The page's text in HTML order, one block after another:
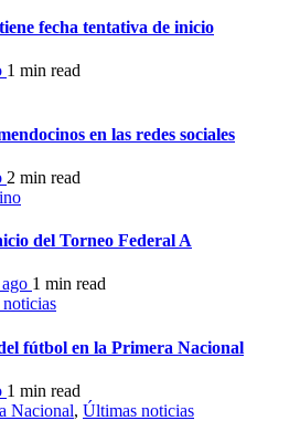
fecha tentativa de inicio
1 min read
en las redes sociales
2 min read
del Torneo Federal A
1 min read
fútbol en la Primera Nacional
1 min read
Nacional, Últimas noticias